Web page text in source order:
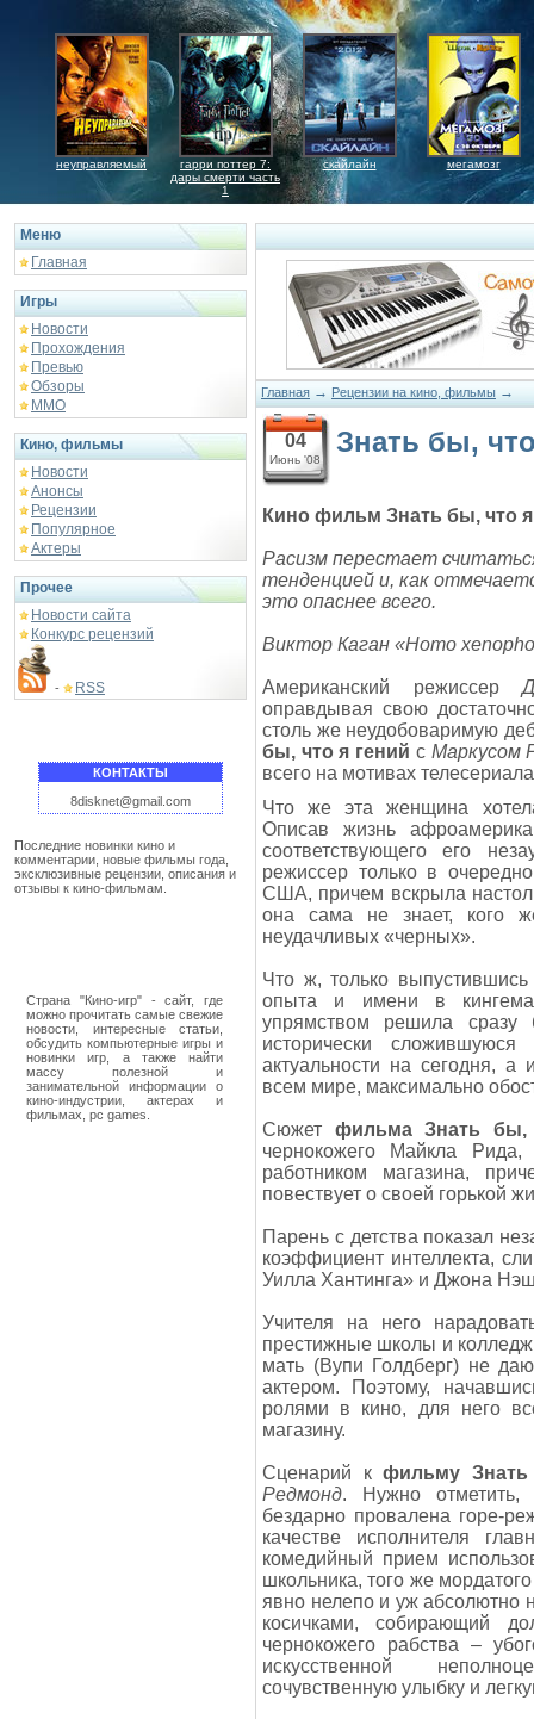
неуправляемый
гарри поттер 7:
дары смерти часть
1
скайлайн мегамозг
Меню
Главная
Игры
Новости
Прохождения
Превью
Обзоры
ММО
Кино, фильмы
Новости
Анонсы
Рецензии
Популярное
Актеры
Прочее
Новости сайта
Конкурс рецензий
- RSS
КОНТАКТЫ
8disknet@gmail.com
Последние новинки кино и
комментарии, новые фильмы года,
эксклюзивные рецензии, описания и
отзывы к кино-фильмам.
Страна "Кино-игр" - сайт, где
можно прочитать самые свежие
новости, интересные статьи,
обсудить компьютерные игры и
новинки игр, а также найти
массу полезной и
занимательной информации о
кино-индустрии, актерах и
фильмах, pc games.
Главная → Рецензии на кино, фильмы →
04
Июнь '08
Знать бы,
Кино фильм Знать бы, что я
Расизм перестает
тенденцией и, как
это опаснее всего.
Виктор Каган «Homo
Американский режиссер
оправдывая свою
столь же неудобоваримую
бы, что я гений с Маркусом
всего на мотивах
Что же эта женщина
Описав жизнь
соответствующего его
режиссер только в
США, причем вскрыла
она сама не знает, кого
неудачливых «черных».
Что ж, только
опыта и имени в
упрямством решила сразу
исторически
актуальности на сегодня, а
всем мире, максимально
Сюжет фильма Знать бы,
чернокожего Майкла
работником магазина,
повествует о своей горькой
Парень с детства показал
коэффициент интеллекта,
Уилла Хантинга» и Джона
Учителя на него
престижные школы и
мать (Вупи Голдберг) не
актером. Поэтому,
ролями в кино, для него
магазину.
Сценарий кфильму
Редмонд. Нужно отметить,
бездарно провалена горе-
качестве исполнителя
комедийный прием
школьника, того же
явно нелепо и уж абсолютно
косичками, собирающий
чернокожего рабства –
искусственной
сочувственную улыбку и